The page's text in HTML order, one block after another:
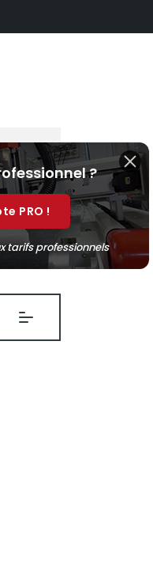
?
tarifs professionnels
PRO !